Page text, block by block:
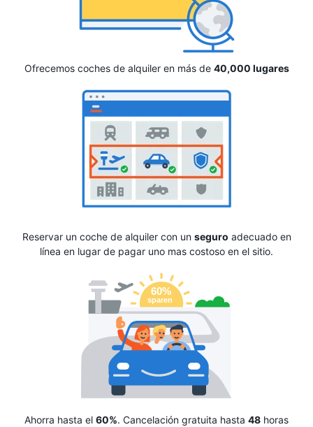
Ofrecemos coches de alquiler en más de 40,000 lugares
Reservar un coche de alquiler con un seguro adecuado en
línea en lugar de pagar uno mas costoso en el sitio.
Ahorra hasta el 60%. Cancelación gratuita hasta 48 horas